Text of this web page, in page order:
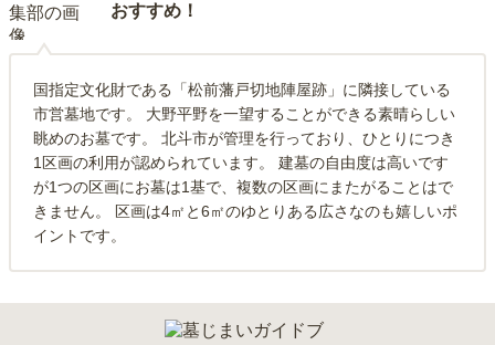
おすすめ！
国指定文化財である「松前藩戸切地陣屋跡」に隣接している
市営墓地です。 大野平野を一望することができる素晴らしい
眺めのお墓です。 北斗市が管理を行っており、ひとりにつき
1区画の利用が認められています。 建墓の自由度は高いです
が1つの区画にお墓は1基で、複数の区画にまたがることはで
きません。 区画は4㎡と6㎡のゆとりある広さなのも嬉しいポ
イントです。